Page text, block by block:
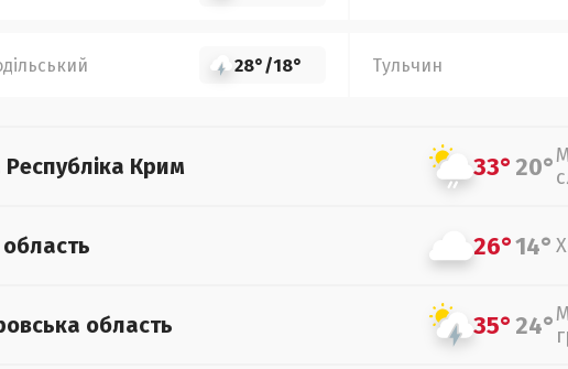
28°/18° Тульчин
Крим 33°20°
область 26°14°
область 35°24°